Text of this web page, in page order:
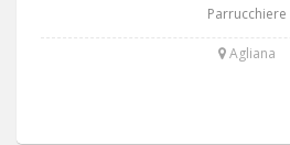
Parrucchiere
Agliana